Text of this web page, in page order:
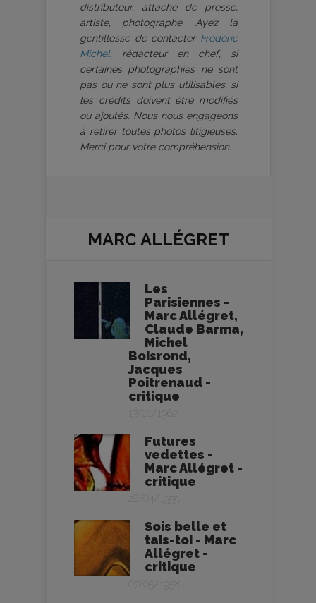
distributeur, attaché de presse,
artiste, photographe. Ayez la
gentillesse de contacter Frédéric
Michel, rédacteur en chef, si
certaines photographies ne sont
pas ou ne sont plus utilisables, si
les crédits doivent être modifiés
ou ajoutés. Nous nous engageons
à retirer toutes photos litigieuses.
Merci pour votre compréhension.
MARC ALLÉGRET
Les
Parisiennes -
Marc Allégret,
Claude Barma,
Michel
Boisrond,
Jacques
Poitrenaud -
critique
Futures
vedettes -
Marc Allégret -
critique
26/04/1955
Sois belle et
tais-toi - Marc
Allégret -
critique
07/05/1958